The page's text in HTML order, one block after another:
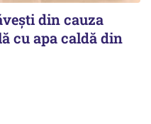
din cauza
cu apa caldă din